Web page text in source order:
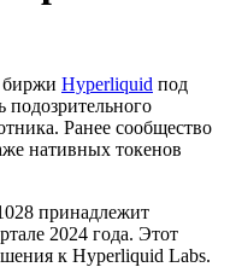
биржи Hyperliquid под
подозрительного
Ранее сообщество
нативных токенов
принадлежит
2024 года. Этот
к Hyperliquid Labs.